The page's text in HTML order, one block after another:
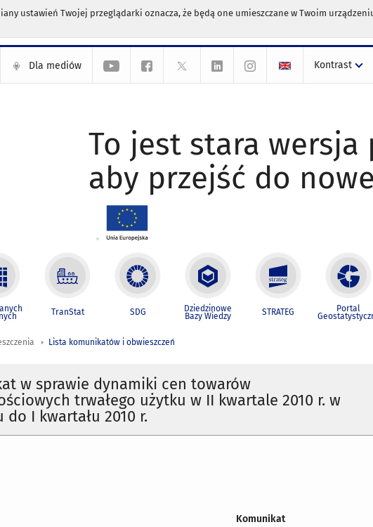
ustawień Twojej przeglądarki oznacza, że będą one umieszczane w Twoim
Dla mediów Kontrast
To jest stara
aby przejść do
TranStat SDG Dziedzinowe
Bazy Wiedzy STRATEG Portal
Lista komunikatów i obwieszczeń
w sprawie dynamiki cen towarów
trwałego użytku w II kwartale 2010 r. w
do I kwartału 2010 r.
Komunikat